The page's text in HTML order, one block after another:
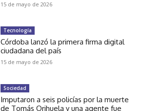
15 de mayo de 2026
Tecnología
Córdoba lanzó la primera firma digital
ciudadana del país
15 de mayo de 2026
Sociedad
Imputaron a seis policías por la muerte
de Tomás Orihuela y una agente fue